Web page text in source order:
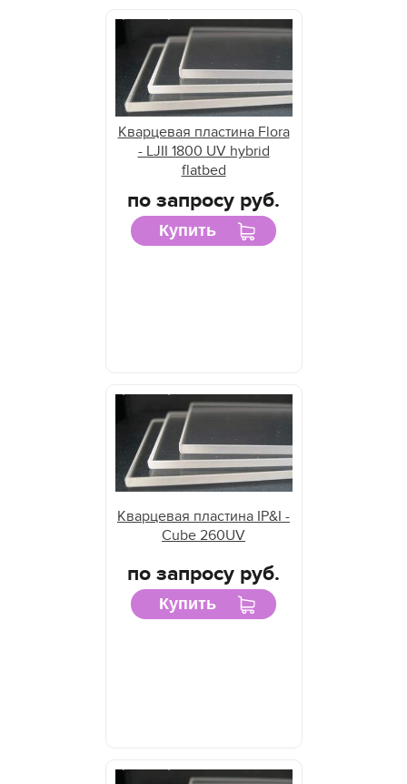
Кварцевая пластина Flora
- LJII 1800 UV hybrid
flatbed
по запросу руб.
Купить
Кварцевая пластина IP&I -
Cube 260UV
по запросу руб.
Купить